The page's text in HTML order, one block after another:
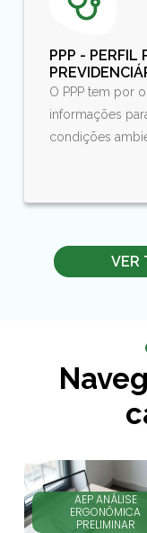
PPP - PERFIL
O PPP tem por
informações
condições
VER
AEP ANÁLISE
ERGONÔMICA
PRELIMINAR